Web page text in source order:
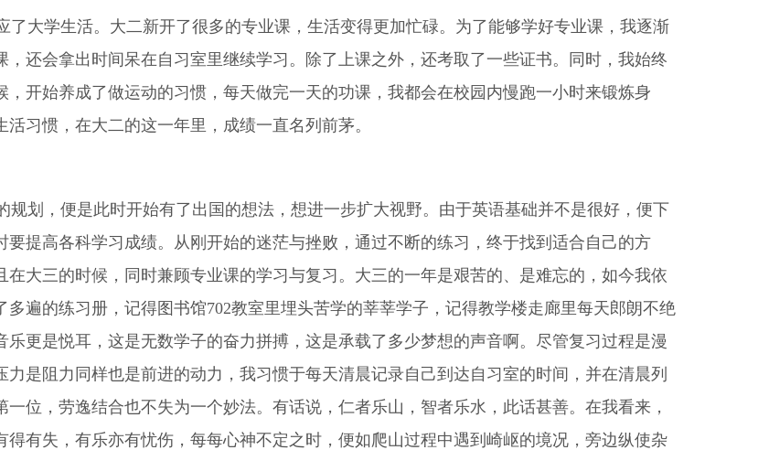
大学生活。大二新开了很多的专业课，生活变得更加忙碌。为了能够学好专业课，我逐渐
还会拿出时间呆在自习室里继续学习。除了上课之外，还考取了一些证书。同时，我始终
开始养成了做运动的习惯，每天做完一天的功课，我都会在校园内慢跑一小时来锻炼身
习惯，在大二的这一年里，成绩一直名列前茅。
划，便是此时开始有了出国的想法，想进一步扩大视野。由于英语基础并不是很好，便下
提高各科学习成绩。从刚开始的迷茫与挫败，通过不断的练习，终于找到适合自己的方
大三的时候，同时兼顾专业课的学习与复习。大三的一年是艰苦的、是难忘的，如今我依
遍的练习册，记得图书馆702教室里埋头苦学的莘莘学子，记得教学楼走廊里每天郎朗不绝
更是悦耳，这是无数学子的奋力拼搏，这是承载了多少梦想的声音啊。尽管复习过程是漫
是阻力同样也是前进的动力，我习惯于每天清晨记录自己到达自习室的时间，并在清晨列
位，劳逸结合也不失为一个妙法。有话说，仁者乐山，智者乐水，此话甚善。在我看来，
有失，有乐亦有忧伤，每每心神不定之时，便如爬山过程中遇到崎岖的境况，旁边纵使杂